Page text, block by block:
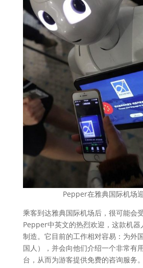
Pepper在雅典国际机场
乘客到达雅典国际机场后，很可能会
Pepper中英文的热烈欢迎，这款机器
制造。它目前的工作相对容易：为外
国人），并会向他们介绍一个非常有
台，从而为游客提供免费的咨询服务。